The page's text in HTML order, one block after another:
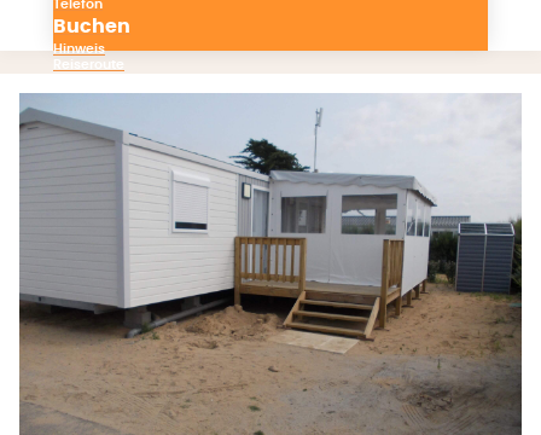
Telefon
Buchen
Hinweis
Reiseroute